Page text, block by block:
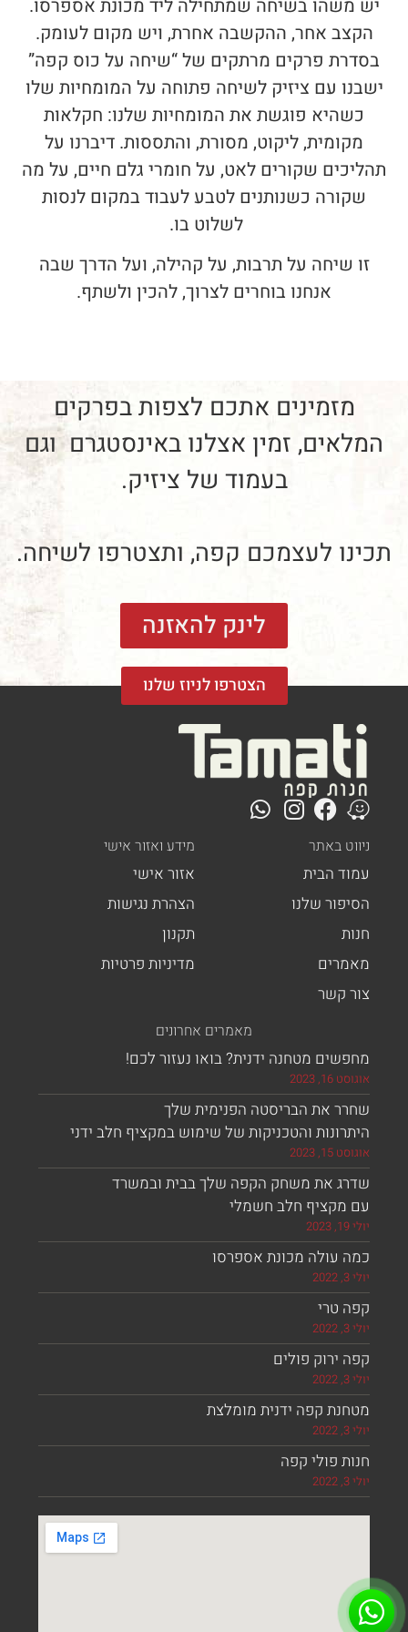
יש משהו בשיחה שמתחילה ליד מכונת אספרסו.
הקצב אחר, ההקשבה אחרת, ויש מקום לעומק.
בסדרת פרקים מרתקים של “שיחה על כוס קפה”
ישבנו עם ציזיקלשיחה פתוחה על המומחיות שלו
כשהיא פוגשת את המומחיות שלנו: חקלאות
מקומית, ליקוט, מסורת, והתססות. דיברנו על
תהליכים שקורים לאט, על חומרי גלם חיים, על מה
שקורה כשנותנים לטבע לעבוד במקום לנסות
לשלוט בו.
זו שיחה על תרבות, על קהילה, ועל הדרך שבה
אנחנו בוחרים לצרוך, להכין ולשתף.
מזמינים אתכם לצפות בפרקים
המלאים, זמין אצלנו באינסטגרם וגם
בעמוד של ציזיק.
תכינו לעצמכם קפה, ותצטרפו לשיחה.
לינק להאזנה
הצטרפו לניוז שלנו
ניווט באתר
עמוד הבית
הסיפור שלנו
חנות
מאמרים
צור קשר
מידע ואזור אישי
אזור אישי
הצהרת נגישות
תקנון
מדיניות פרטיות
מאמרים אחרונים
מחפשים מטחנה ידנית? בואו נעזור לכם!
אוגוסט 16, 2023
שחרר את הבריסטה הפנימית שלך
היתרונות והטכניקות של שימוש במקציף חלב ידני
אוגוסט 15, 2023
שדרג את משחק הקפה שלך בבית ובמשרד
עם מקציף חלב חשמלי
יולי 19, 2023
כמה עולה מכונת אספרסו
יולי 3, 2022
קפה טרי
יולי 3, 2022
קפה ירוק פולים
יולי 3, 2022
מטחנת קפה ידנית מומלצת
יולי 3, 2022
חנות פולי קפה
יולי 3, 2022